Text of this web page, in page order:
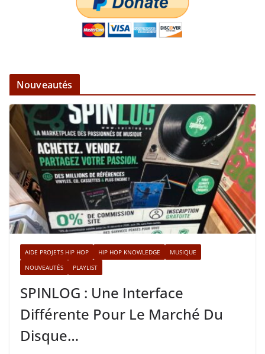
Nouveautés
AIDE PROJETS HIP HOP HIP HOP KNOWLEDGE
MUSIQUE
NOUVEAUTÉS
PLAYLIST
SPINLOG : Une Interface
Différente Pour Le Marché Du
Disque…